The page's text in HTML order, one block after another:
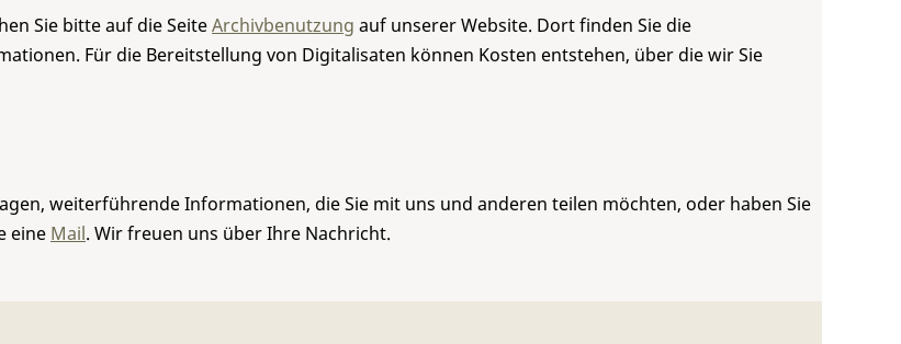
Sie bitte auf die SeiteArchivbenutzung auf unserer Website. Dort finden Sie die
Für die Bereitstellung von Digitalisaten können Kosten entstehen, über die wir Sie
weiterführende Informationen, die Sie mit uns und anderen teilen möchten, oder haben Sie
eine Mail. Wir freuen uns über Ihre Nachricht.